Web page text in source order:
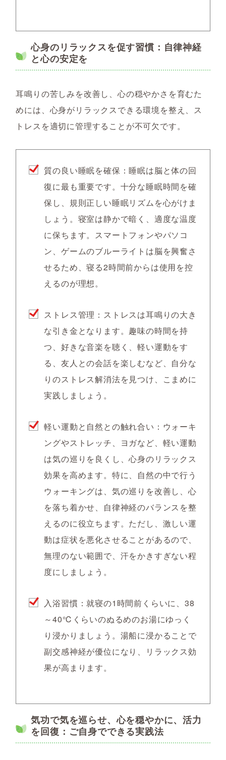
心身のリラックスを促す習慣：自律神経
と心の安定を
耳鳴りの苦しみを改善し、心の穏やかさを育むた
めには、心身がリラックスできる環境を整え、ス
トレスを適切に管理することが不可欠です。
質の良い睡眠を確保 ：睡眠は脳と体の回
復に最も重要です。十分な睡眠時間を確
保し、規則正しい睡眠リズムを心がけま
しょう。寝室は静かで暗く、適度な温度
に保ちます。スマートフォンやパソコ
ン、ゲームのブルーライトは脳を興奮さ
せるため、寝る2時間前からは使用を控
えるのが理想。
ストレス管理 ：ストレスは耳鳴りの大き
な引き金となります。趣味の時間を持
つ、好きな音楽を聴く、軽い運動をす
る、友人との会話を楽しむなど、自分な
りのストレス解消法を見つけ、こまめに
実践しましょう。
軽い運動と自然との触れ合い ：ウォーキ
ングやストレッチ、ヨガなど、軽い運動
は気の巡りを良くし、心身のリラックス
効果を高めます。特に、自然の中で行う
ウォーキングは、気の巡りを改善し、心
を落ち着かせ、自律神経のバランスを整
えるのに役立ちます。ただし、激しい運
動は症状を悪化させることがあるので、
無理のない範囲で、汗をかきすぎない程
度にしましょう。
入浴習慣 ：就寝の1時間前くらいに、38
～40℃くらいのぬるめのお湯にゆっく
り浸かりましょう。湯船に浸かることで
副交感神経が優位になり、リラックス効
果が高まります。
気功で気を巡らせ、心を穏やかに、活力
を回復：ご自身でできる実践法